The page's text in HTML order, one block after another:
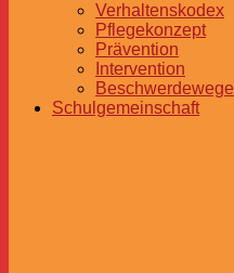
Verhaltenskodex
Pflegekonzept
Prävention
Intervention
Beschwerdewege
Schulgemeinschaft